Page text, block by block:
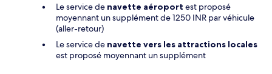
Le service de navette aéroport est proposé
moyennant un supplément de 1250 INR par véhicule
(aller-retour)
Le service de navette vers les attractions locales
est proposé moyennant un supplément